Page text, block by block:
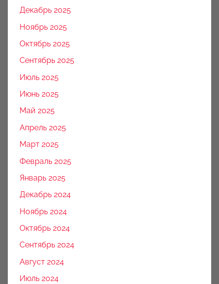
Декабрь 2025
Ноябрь 2025
Октябрь 2025
Сентябрь 2025
Июль 2025
Июнь 2025
Май 2025
Апрель 2025
Март 2025
Февраль 2025
Январь 2025
Декабрь 2024
Ноябрь 2024
Октябрь 2024
Сентябрь 2024
Август 2024
Июль 2024